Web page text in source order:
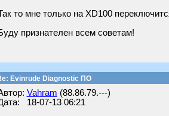
то мне только на XD100
признателен всем советам!
Evinrude Diagnostic ПО
Vahram (88.86.79.---)
18-07-13 06:21